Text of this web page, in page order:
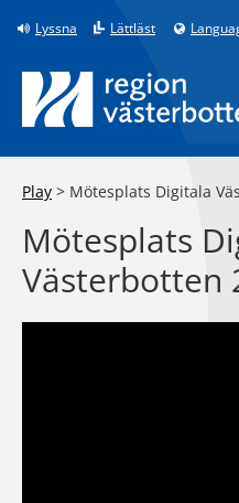
Till innehåll på sidan
Lyssna Lättläst
Play > Mötesplats Digitala
Mötesplats
Västerbotten